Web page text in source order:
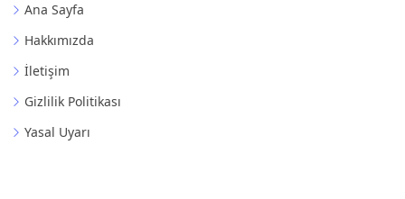
Ana Sayfa
Hakkımızda
İletişim
Gizlilik Politikası
Yasal Uyarı